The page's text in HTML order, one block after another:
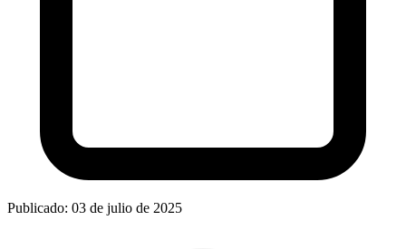
Publicado: 03 de julio de 2025